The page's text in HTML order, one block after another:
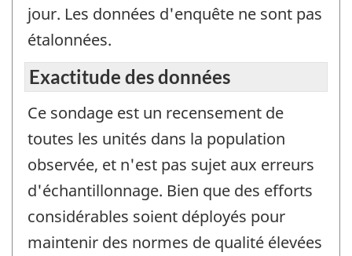
jour. Les données d'enquête ne sont pas
étalonnées.
Exactitude des données
Ce sondage est un recensement de
toutes les unités dans la population
observée, et n'est pas sujet aux erreurs
d'échantillonnage. Bien que des efforts
considérables soient déployés pour
maintenir des normes de qualité élevées